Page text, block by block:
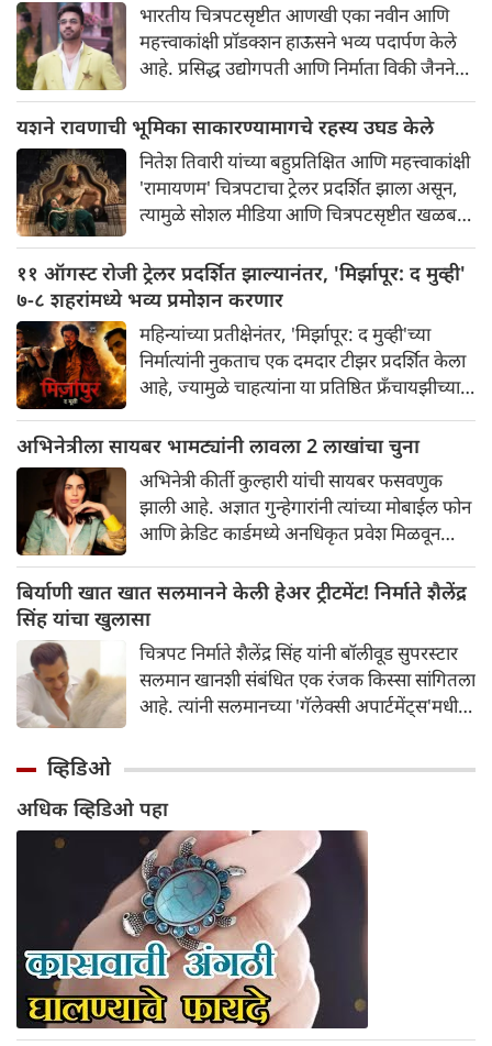
भारतीय चित्रपटसृष्टीत आणखी एका नवीन आणि
महत्त्वाकांक्षी प्रॉडक्शन हाऊसने भव्य पदार्पण केले
आहे. प्रसिद्ध उद्योगपती आणि निर्माता विकी जैनने
आपल्या नवीन प्रॉडक्शन बॅनरची अधिकृतपणे घोषणा
केली. या नवीन बॅनरचा पहिला प्रकल्प इतका भव्य
आहे की त्याने चाहत्यांमध्ये आधीच खळबळ उडवून
दिली आहे.
यशने रावणाची भूमिका साकारण्यामागचे रहस्य उघड केले
नितेश तिवारी यांच्या बहुप्रतिक्षित आणि महत्त्वाकांक्षी
'रामायणम' चित्रपटाचा ट्रेलर प्रदर्शित झाला असून,
त्यामुळे सोशल मीडिया आणि चित्रपटसृष्टीत खळबळ
मोठ्या प्रमाणावर चर्चा होत असली तरी, ज्या एका
गोष्टीने सर्वाधिक लक्ष वेधून घेतले आहे आणि
प्रेक्षकांना रोमांचित केले आहे, ती म्हणजे 'रॉकिंग
स्टार' यशने साकारलेली रावणाची भूमिका.
११ ऑगस्ट रोजी ट्रेलर प्रदर्शित झाल्यानंतर, 'मिर्झापूर: द मुव्ही'
७-८ शहरांमध्ये भव्य प्रमोशन करणार
महिन्यांच्या प्रतीक्षेनंतर, 'मिर्झापूर: द मुव्ही'च्या
निर्मात्यांनी नुकताच एक दमदार टीझर प्रदर्शित केला
आहे, ज्यामुळे चाहत्यांना या प्रतिष्ठित फ्रँचायझीच्या
मिळाली आहे. पंकज त्रिपाठी, अली फजल आणि
दिव्येंदू शर्मा पुन्हा एकदा त्यांच्या चाहत्यांच्या
आवडत्या भूमिका साकारत आहे.
अभिनेत्रीला सायबर भामट्यांनी लावला 2 लाखांचा चुना
अभिनेत्री कीर्ती कुल्हारी यांची सायबर फसवणुक
झाली आहे. अज्ञात गुन्हेगारांनी त्यांच्या मोबाईल फोन
आणि क्रेडिट कार्डमध्ये अनधिकृत प्रवेश मिळवून
फसवणूक केली. अभिनेत्रीच्या तक्रारीच्या आधारे,
आंबोली पोलिसांनी गुन्हा दाखल करून तपास सुरू
केला आहे.
बिर्याणी खात खात सलमानने केली हेअर ट्रीटमेंट! निर्माते शैलेंद्र
सिंह यांचा खुलासा
चित्रपट निर्माते शैलेंद्र सिंह यांनी बॉलीवूड सुपरस्टार
सलमान खानशी संबंधित एक रंजक किस्सा सांगितला
आहे. त्यांनी सलमानच्या 'गॅलेक्सी अपार्टमेंट्स'मधील
होता. शैलेंद्र सिंह यांनी नमूद केले की ही घटना त्या
काळातील आहे जेव्हा त्यांची आणि सलमानची घट्ट
मैत्री होती; त्यावेळी ते दर सोमवारी रात्री एकत्र पार्टी
करायचे. संभाषणादरम्यान, त्यांनी सांगितले की
सलमानला जेवताना आरशात स्वतःला पाहण्याची
एक वेगळी सवय होती.
व्हिडिओ
अधिक व्हिडिओ पहा